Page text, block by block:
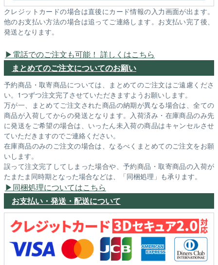
クレジットカードの場合は直後にカード情報の入力画面が出ます。
他のお支払い方法の場合は追ってご連絡します。お支払い完了後、
発送となります。
電話でのご注文も可能！ 詳しくはこちら
まとめてのご注文についてのお願い
予約商品・取寄商品については、まとめてのご注文はご遠慮くださ
い。1つずつ注文完了させていただきますようお願いします。
万が一、まとめてご注文された商品の納期が異なる場合は、全ての
商品が入荷してからの発送となります。入荷済み・在庫商品のみ先
に発送をご希望の場合は、いったん未入荷の商品はキャンセルさせ
ていただきますのでご連絡ください。
在庫商品のみのご注文の場合は、なるべくまとめてのご注文をお願
いします。
誤って注文完了してしまった場合や、予約商品・取寄商品の入荷が
たまたま同時期となった場合などは、「同梱処理」も承ります。
同梱処理についてはこちら
お支払い・発送・配送について